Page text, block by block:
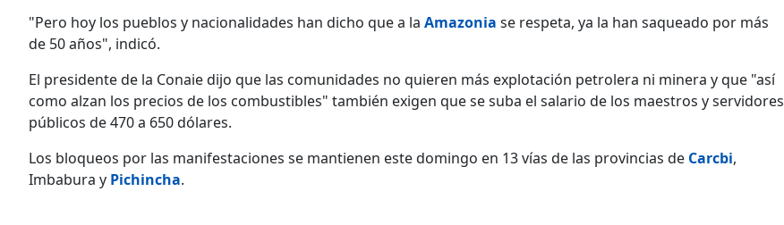
"Pero hoy los pueblos y nacionalidades han dicho que a la Amazonia se respeta, ya la han saqueado por más
de 50 años", indicó.
El presidente de la Conaie dijo que las comunidades no quieren más explotación petrolera ni minera y que "así
como alzan los precios de los combustibles" también exigen que se suba el salario de los maestros y servidores
públicos de 470 a 650 dólares.
Los bloqueos por las manifestaciones se mantienen este domingo en 13 vías de las provincias de Carcbi,
Imbabura y Pichincha.